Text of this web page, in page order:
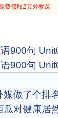
费领取2节外教课
900句
900句
做了个排
瓜对健康居